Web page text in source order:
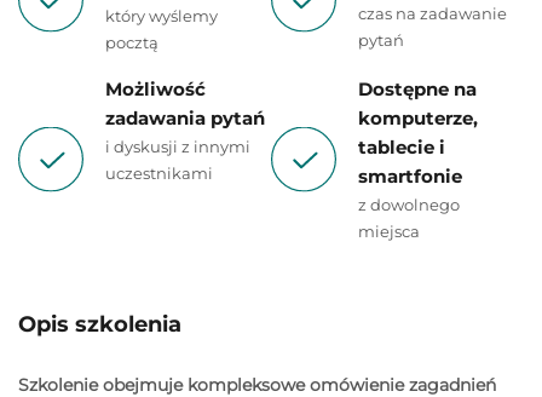
który wyślemy
pocztą
czas na zadawanie
pytań
Możliwość
zadawania pytań
i dyskusji z innymi
uczestnikami
Dostępne na
komputerze,
tablecie i
smartfonie
z dowolnego
miejsca
Opis szkolenia
Szkolenie obejmuje kompleksowe omówienie zagadnień